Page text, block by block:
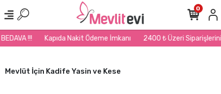
Kapıda Nakit Ödeme İmkanı 2400 ₺ Üzeri Siparişlerinizde Kargo
0
Mevlüt İçin Kadife Yasin ve Kese